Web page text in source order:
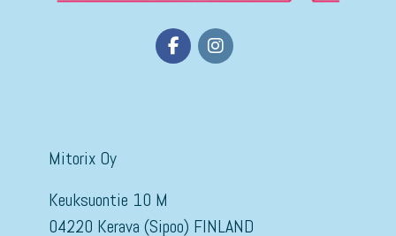
Mitorix Oy
Keuksuontie 10 M
04220 Kerava (Sipoo) FINLAND